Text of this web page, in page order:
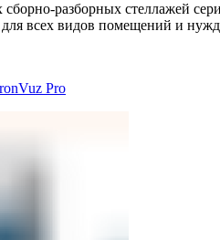
сборно-разборных стеллажей
всех видов помещений и
Pro